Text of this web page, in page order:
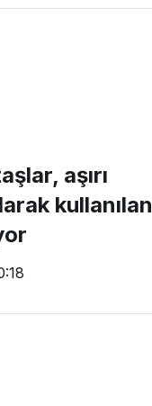
aşırı
kullanılan